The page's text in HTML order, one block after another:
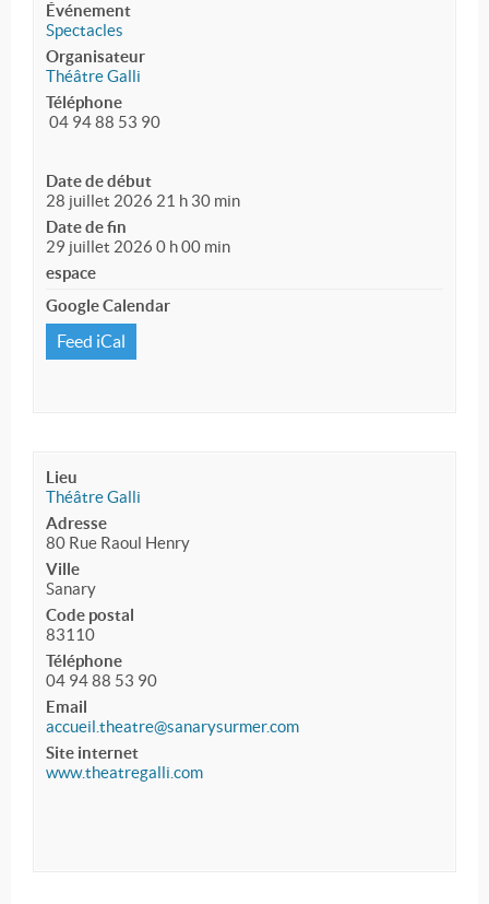
Événement
Spectacles
Organisateur
Théâtre Galli
Téléphone
04 94 88 53 90
Date de début
28 juillet 2026 21 h 30 min
Date de fin
29 juillet 2026 0 h 00 min
espace
Google Calendar
Feed iCal
Lieu
Théâtre Galli
Adresse
80 Rue Raoul Henry
Ville
Sanary
Code postal
83110
Téléphone
04 94 88 53 90
Email
accueil.theatre@sanarysurmer.com
Site internet
www.theatregalli.com